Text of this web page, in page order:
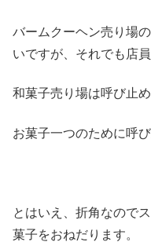
バームクーヘン売り場
いですが、それでも店
和菓子売り場は呼び止
お菓子一つのために呼
とはいえ、折角なので
菓子をおねだります。